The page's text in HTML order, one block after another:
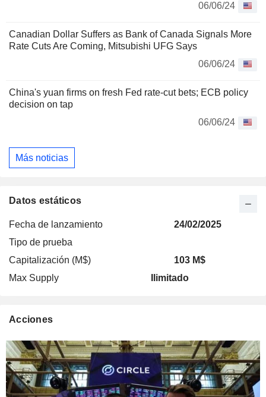
06/06/24
Canadian Dollar Suffers as Bank of Canada Signals More
Rate Cuts Are Coming, Mitsubishi UFG Says
06/06/24
China's yuan firms on fresh Fed rate-cut bets; ECB policy
decision on tap
06/06/24
Más noticias
Datos estáticos
Fecha de lanzamiento
24/02/2025
Tipo de prueba
Capitalización (M$)
103 M$
Max Supply
Ilimitado
Acciones